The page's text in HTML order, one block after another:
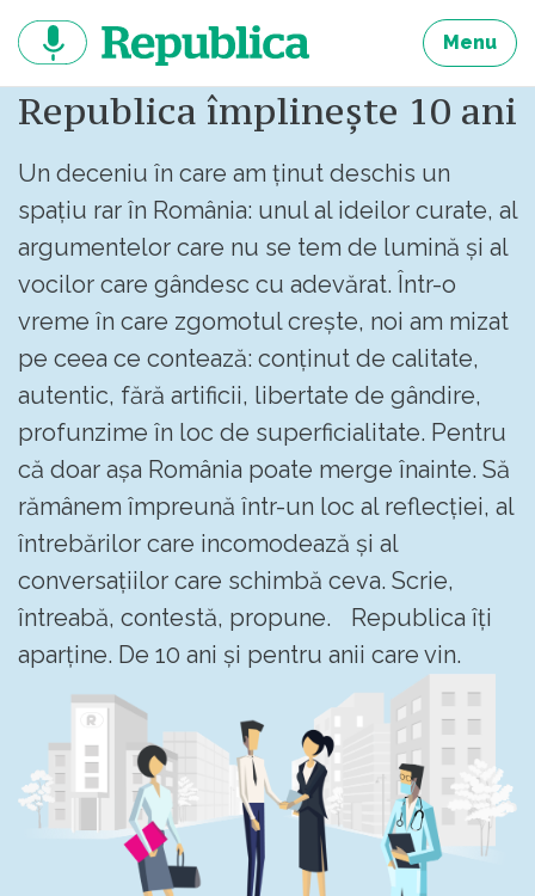
continut
Menu
Republica împlinește 10 ani
Un deceniu în care am ținut deschis un
spațiu rar în România: unul al ideilor curate, al
argumentelor care nu se tem de lumină și al
vocilor care gândesc cu adevărat. Într-o
vreme în care zgomotul crește, noi am mizat
pe ceea ce contează: conținut de calitate,
autentic, fără artificii, libertate de gândire,
profunzime în loc de superficialitate. Pentru
că doar așa România poate merge înainte. Să
rămânem împreună într-un loc al reflecției, al
întrebărilor care incomodează și al
conversațiilor care schimbă ceva. Scrie,
întreabă, contestă, propune. Republica îți
aparține. De 10 ani și pentru anii care vin.